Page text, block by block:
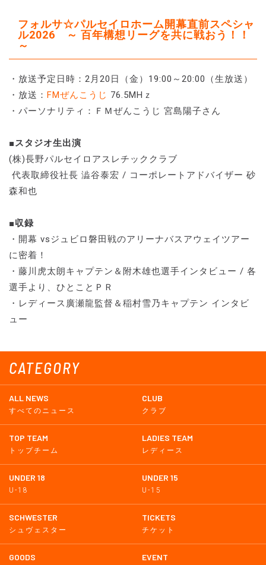
CATEGORY
ALL NEWS
すべてのニュース
CLUB
クラブ
TOP TEAM
トップチーム
LADIES TEAM
レディース
UNDER 18
U-18
UNDER 15
U-15
SCHWESTER
シュヴェスター
TICKETS
チケット
GOODS EVENT
フォルサ☆パルセイロホーム開幕直前スペシャ
ル2026 ～ 百年構想リーグを共に戦おう！！
～
・放送予定日時：2月20日（金）19:00～20:00（生放送）
・放送： FMぜんこうじ 76.5MHｚ
・パーソナリティ：ＦＭぜんこうじ 宮島陽子さん
■スタジオ生出演
(株)長野パルセイロアスレチッククラブ
代表取締役社長 澁谷泰宏 / コーポレートアドバイザー 砂
森和也
■収録
・開幕 vsジュビロ磐田戦のアリーナバスアウェイツアー
に密着！
・藤川虎太朗キャプテン＆附木雄也選手インタビュー / 各
選手より、ひとことＰＲ
・レディース廣瀬龍監督＆稲村雪乃キャプテン インタビ
ュー